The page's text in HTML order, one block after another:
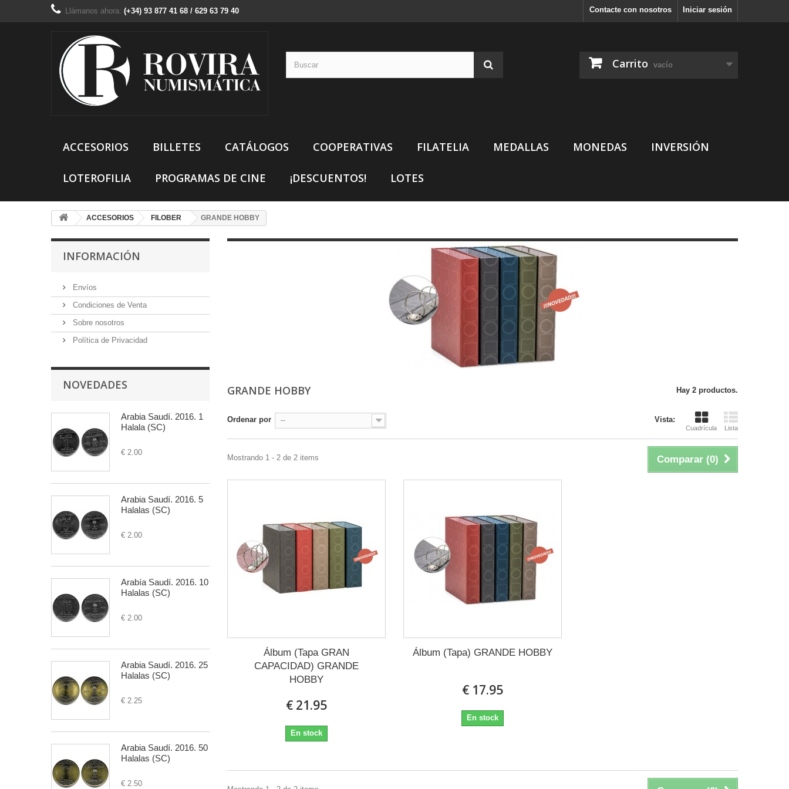
Iniciar sesión
Contacte con nosotros
Llámanos ahora: (+34) 93 877 41 68 / 629 63 79 40
Carrito vacío
ACCESORIOS BILLETES CATÁLOGOS COOPERATIVAS FILATELIA MEDALLAS MONEDAS INVERSIÓN
LOTEROFILIA PROGRAMAS DE CINE ¡DESCUENTOS! LOTES
ACCESORIOS FILOBER GRANDE HOBBY
INFORMACIÓN
Envíos
Condiciones de Venta
Sobre nosotros
Política de Privacidad
NOVEDADES
Arabia Saudí. 2016. 1
Halala (SC)
€ 2.00
Arabia Saudí. 2016. 5
Halalas (SC)
€ 2.00
Arabía Saudí. 2016. 10
Halalas (SC)
€ 2.00
Arabia Saudí. 2016. 25
Halalas (SC)
€ 2.25
Arabia Saudí. 2016. 50
Halalas (SC)
€ 2.50
GRANDE HOBBY Hay 2 productos.
Vista:
Cuadrícula Lista
Ordenar por --
Comparar (0)
Mostrando 1 - 2 de 2 items
Álbum (Tapa GRAN
CAPACIDAD) GRANDE
HOBBY
€ 21.95
En stock
Álbum (Tapa) GRANDE HOBBY
€ 17.95
En stock